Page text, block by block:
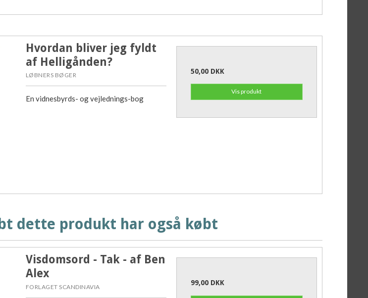
Hvordan bliver jeg fyldt
af Helligånden?
LØBNERS BØGER
En vidnesbyrds- og vejlednings-bog
50,00 DKK
Vis produkt
dette produkt har også købt
Visdomsord - Tak - af Ben
Alex
FORLAGET SCANDINAVIA
99,00 DKK